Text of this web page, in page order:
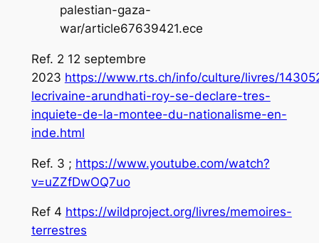
palestian-gaza-
war/article67639421.ece
Ref. 2 12 septembre
2023 https://www.rts.ch/info/culture/livres/
lecrivaine-arundhati-roy-se-declare-tres-
inquiete-de-la-montee-du-nationalisme-en-
inde.html
Ref. 3 ; https://www.youtube.com/watch?
v=uZZfDwOQ7uo
Ref 4 https://wildproject.org/livres/memoires-
terrestres